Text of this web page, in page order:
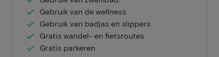
Gebruik van de wellness
Gebruik van badjas en slippers
Gratis wandel- en fietsroutes
Gratis parkeren